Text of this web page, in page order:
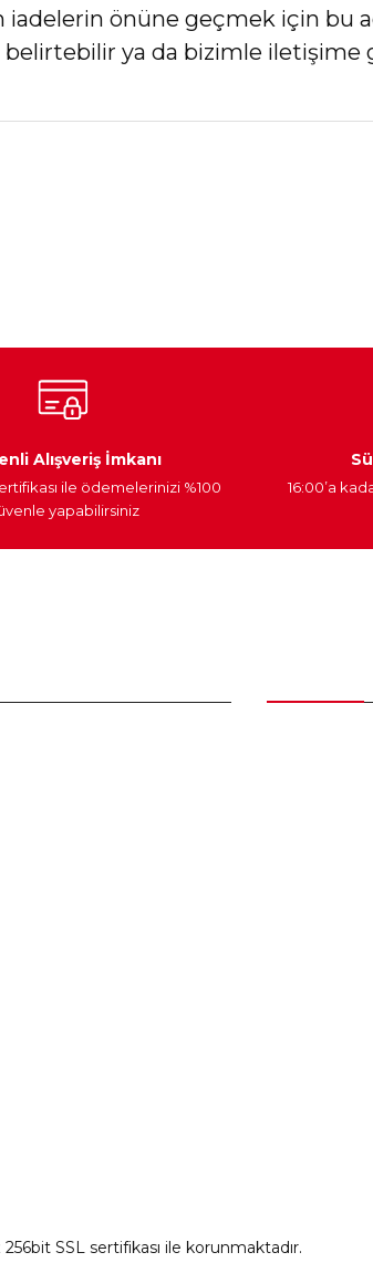
iadelerin önüne geçmek için bu
belirtebilir ya da bizimle
Ateşleme Sistemi
Alışveriş İmkanı
ile ödemelerinizi %100
yapabilirsiniz
16:00’a
SSL sertifikası ile korunmaktadır.